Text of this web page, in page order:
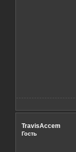
TravisAccem
Гость